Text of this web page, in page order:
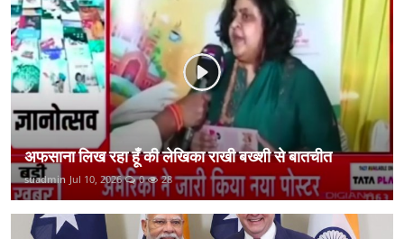
कानून
राजनीति
वीडियो
अफसाना लिख रहा हूँ की लेखिका राखी बख्शी से बातचीत
suadmin Jul 10, 2026 0 28